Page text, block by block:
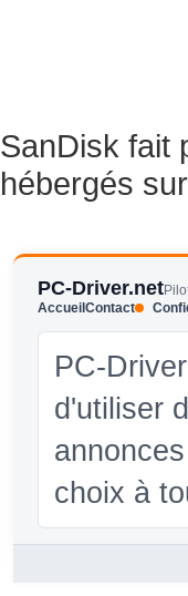
SanDisk fait
hébergés
PC-Driver.net
AccueilContact
PC-
d'utiliser
choix à